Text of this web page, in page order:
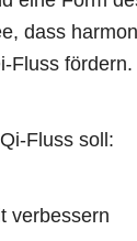
dass
Fluss fördern.
Fluss soll:
verbessern